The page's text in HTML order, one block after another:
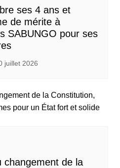
ses 4 ans et
de mérite à
SABUNGO pour ses
juillet 2026
changement de la